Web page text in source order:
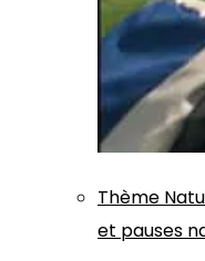
Thème
et pauses